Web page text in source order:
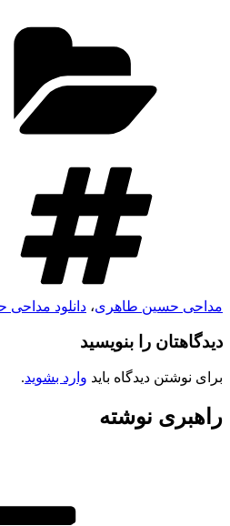
مداحی حسین طاهری، دانلود
دیدگاهتان را بنویسید
برای نوشتن دیدگاه باید وارد بشوید.
راهبری نوشته